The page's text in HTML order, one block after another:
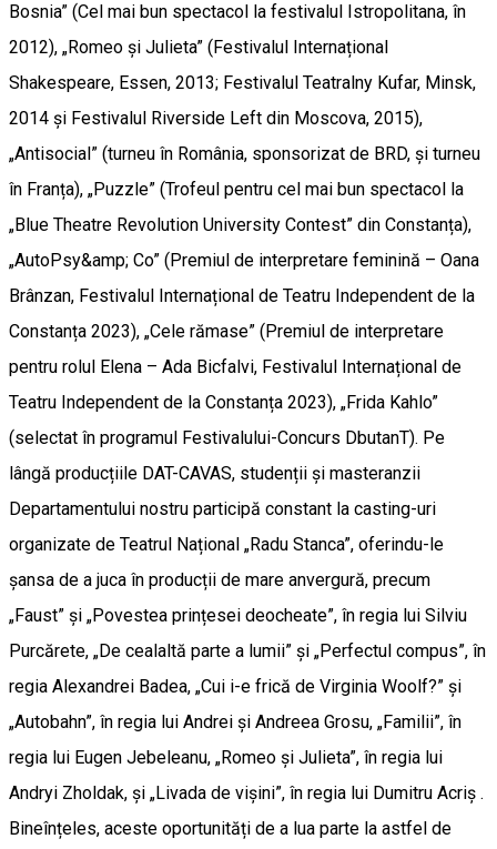
Bosnia” (Cel mai bun spectacol la festivalul Istropolitana, în
2012), „Romeo și Julieta” (Festivalul Internațional
Shakespeare, Essen, 2013; Festivalul Teatralny Kufar, Minsk,
2014 și Festivalul Riverside Left din Moscova, 2015),
„Antisocial” (turneu în România, sponsorizat de BRD, și turneu
în Franța), „Puzzle” (Trofeul pentru cel mai bun spectacol la
„Blue Theatre Revolution University Contest” din Constanța),
„AutoPsy&amp; Co” (Premiul de interpretare feminină – Oana
Brânzan, Festivalul Internațional de Teatru Independent de la
Constanța 2023), „Cele rămase” (Premiul de interpretare
pentru rolul Elena – Ada Bicfalvi, Festivalul Internațional de
Teatru Independent de la Constanța 2023), „Frida Kahlo”
(selectat în programul Festivalului-Concurs DbutanT). Pe
lângă producțiile DAT-CAVAS, studenții și masteranzii
Departamentului nostru participă constant la casting-uri
organizate de Teatrul Național „Radu Stanca”, oferindu-le
șansa de a juca în producții de mare anvergură, precum
„Faust” și „Povestea prințesei deocheate”, în regia lui Silviu
Purcărete, „De cealaltă parte a lumii” și „Perfectul compus”, în
regia Alexandrei Badea, „Cui i-e frică de Virginia Woolf?” și
„Autobahn”, în regia lui Andrei și Andreea Grosu, „Familii”, în
regia lui Eugen Jebeleanu, „Romeo și Julieta”, în regia lui
Andryi Zholdak, și „Livada de vișini”, în regia lui Dumitru Acriș .
Bineînțeles, aceste oportunități de a lua parte la astfel de